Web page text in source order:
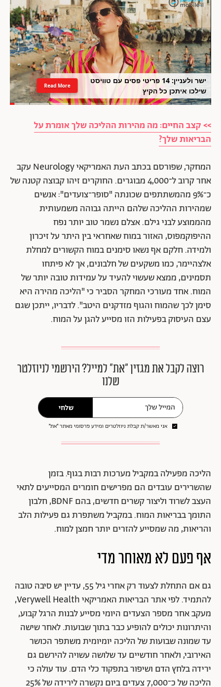
ישר ולעניין: 14 פריטי פסים עם טוויסט
שילכו איתכן כל הקיץ
Read More
>> קצב החיים: מה מהירות ההליכה שלך אומרת על
הבריאות שלך?
המחקר, שפורסם בכתב העת האמריקאי Neurology עקב
אחר קרוב ל־4,000 מבוגרים. החוקרים זיהו קבוצה קטנה של
כ־9% מהמשתתפים שכונתה "סופר־צועדים": אנשים
שמהירות ההליכה שלהם הייתה גבוהה משמעותית
מהממוצע לבני גילם. אצלם נשמר טוב יותר נפח
ההיפוקמפוס, האזור במוח שאחראי בין היתר על זיכרון
ולמידה. חלקם אף נשאו סימנים במוח הקשורים למחלת
אלצהיימר, כמו משקעים של חלבונים, אך לא פיתחו
תסמינים, ממצא שעשוי להעיד על עמידות טובה יותר של
המוח. אחד מעורכי המחקר הסביר כי "הליכה מהירה היא
סימן לכך שהמוח והגוף מזדקנים היטב". לדבריו, ייתכן שגם
עצם העיסוק בפעילות הזו מסייע להגן על המוח.
רוצה לקבל את מגזין ״את״ למייל? הירשמי לניוזלטר
שלנו
שלחי
אני מאשר/ת קבלת ניוזלטרים ומידע פרסומי מאתר ״את״
הליכה מפעילה במקביל מערכות רבות בגוף. בזמן
שהשרירים עובדים הם מפרישים חומרים המסייעים לתאי
העצב לשרוד וליצור קשרים חדשים, בהם BDNF, חלבון
התומך בבריאות המוח. במקביל משתפרת גם פעילות הלב
והריאות, מה שמסייע להזרים יותר חמצן למוח.
אף פעם לא מאוחר מדי
גם אם התחלת לצעוד רק אחרי גיל 55, עדיין יש סיבה טובה
להתמיד. לפי אתר הבריאות האמריקאי Verywell Health,
מעקב אחר מספר הצעדים היומי מסייע לבנות הרגל קבוע,
והיתרונות יכולים להופיע כבר בתוך שבועות. לאחר שישה
עד שמונה שבועות של הליכה יומיומית משתפר הכושר
האירובי, ולאחר חודשיים עד שלושה עשויה להירשם גם
ירידה בלחץ הדם ושיפור בתפקוד כלי הדם. עוד עולה כי
הליכה של כ־7,000 צעדים ביום נקשרה לירידה של 25%